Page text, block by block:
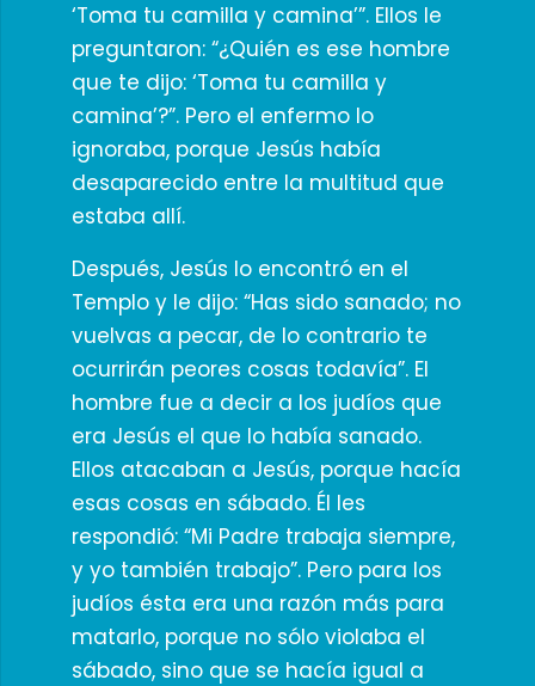
‘Toma tu camilla y camina’”. Ellos le
preguntaron: “¿Quién es ese hombre
que te dijo: ‘Toma tu camilla y
camina’?”. Pero el enfermo lo
ignoraba, porque Jesús había
desaparecido entre la multitud que
estaba allí.
Después, Jesús lo encontró en el
Templo y le dijo: “Has sido sanado; no
vuelvas a pecar, de lo contrario te
ocurrirán peores cosas todavía”. El
hombre fue a decir a los judíos que
era Jesús el que lo había sanado.
Ellos atacaban a Jesús, porque hacía
esas cosas en sábado. Él les
respondió: “Mi Padre trabaja siempre,
y yo también trabajo”. Pero para los
judíos ésta era una razón más para
matarlo, porque no sólo violaba el
sábado, sino que se hacía igual a